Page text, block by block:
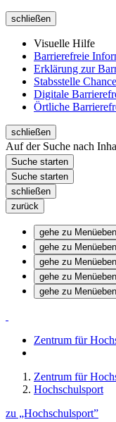
schließen
Visuelle Hilfe
Barrierefreie
Erklärung zur
Stabsstelle
Digitale
Örtliche
schließen
Auf der Suche nach
schließen
zurück
gehe zu
gehe zu
gehe zu
gehe zu
gehe zu
Zentrum für
Zentrum für
Hochschulsport
zu „Hochschulsport”